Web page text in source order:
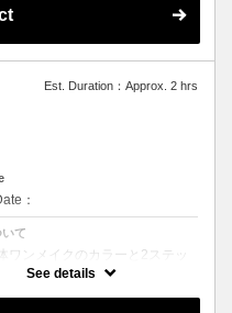
Est. Duration：Approx. 2 hrs
：
て
ワンメイクのカラーと2ステッ
ントのお得メニュー。デザイン
よってお薬を塗り分けます。シ
ロー込、ロング料金なし
See details